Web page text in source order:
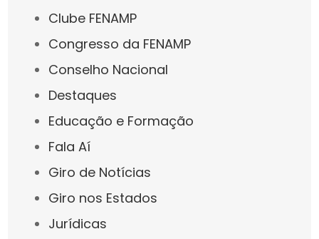
Clube FENAMP
Congresso da FENAMP
Conselho Nacional
Destaques
Educação e Formação
Fala Aí
Giro de Notícias
Giro nos Estados
Jurídicas